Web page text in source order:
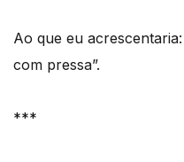
Ao que eu
com pressa”.
***